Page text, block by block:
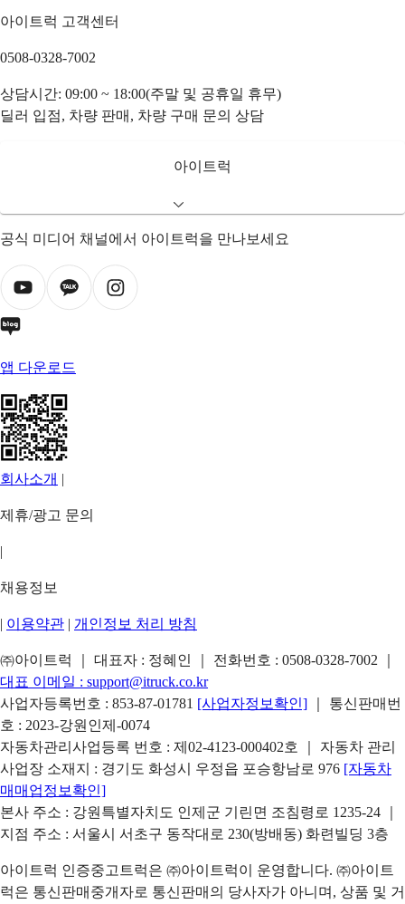
아이트럭 고객센터
0508-0328-7002
상담시간: 09:00 ~ 18:00(주말 및 공휴일 휴무)
딜러 입점, 차량 판매, 차량 구매 문의 상담
아이트럭
공식 미디어 채널에서 아이트럭을 만나보세요
앱 다운로드
회사소개 |
제휴/광고 문의
|
채용정보
| 이용약관 | 개인정보 처리 방침
㈜아이트럭 ｜ 대표자 : 정혜인 ｜ 전화번호 : 0508-0328-7002
대표 이메일 : support@itruck.co.kr
사업자등록번호 : 853-87-01781 [사업자정보확인]
｜ 통신판매번
호 : 2023-강원인제-0074
자동차관리사업등록 번호 : 제02-4123-000402호 ｜ 자동차 관리
사업장 소재지 : 경기도 화성시 우정읍 포승항남로 976 [자동차
매매업정보확인]
본사 주소 : 강원특별자치도 인제군 기린면 조침령로 1235-24 ｜
지점 주소 : 서울시 서초구 동작대로 230(방배동) 화련빌딩 3층
아이트럭 인증중고트럭은 ㈜아이트럭이 운영합니다. ㈜아이트
럭은 통신판매중개자로 통신판매의 당사자가 아니며, 상품 및 거